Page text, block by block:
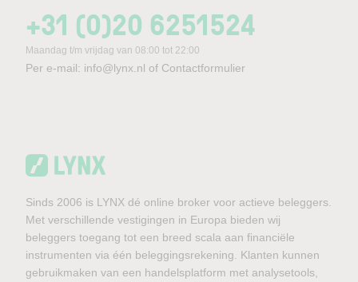
+31 (0)20 6251524
Maandag t/m vrijdag van 08:00 tot 22:00
Per e-mail: info@lynx.nl of Contactformulier
Sinds 2006 is LYNX dé online broker voor actieve beleggers.
Met verschillende vestigingen in Europa bieden wij
beleggers toegang tot een breed scala aan financiële
instrumenten via één beleggingsrekening. Klanten kunnen
gebruikmaken van een handelsplatform met analysetools,